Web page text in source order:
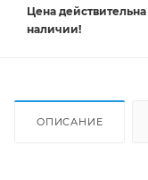
Цена действительна
наличии!
ОПИСАНИЕ